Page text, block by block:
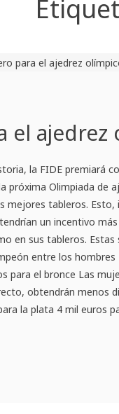
el ajedrez
la FIDE premiará
próxima Olimpiada de
mejores tableros.
un incentivo
en sus tableros.
entre los
para el bronce Las
obtendrán menos
la plata 4 mil euros